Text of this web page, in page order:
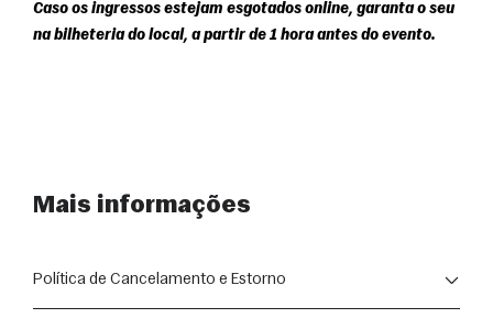
Caso os ingressos estejam esgotados online, garanta o seu
na bilheteria do local, a partir de 1 hora antes do evento.
Mais informações
Política de Cancelamento e Estorno